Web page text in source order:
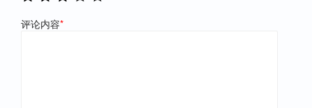
评论内容*